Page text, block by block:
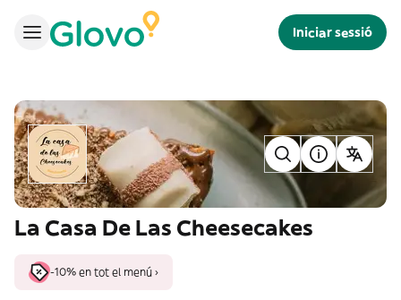
Iniciar sessió
La Casa De Las Cheesecakes
-10% en tot el menú ›